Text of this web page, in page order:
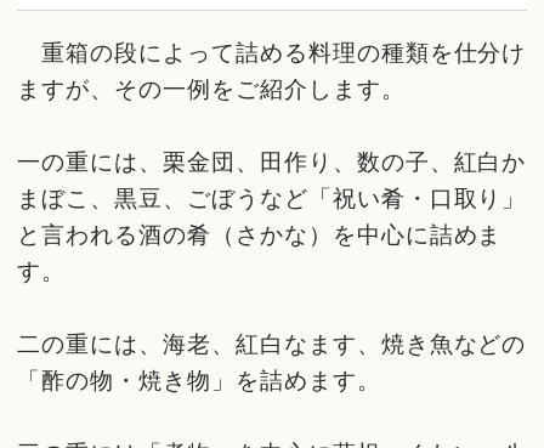
重箱の段によって詰める料理の種類を仕分け
ますが、その一例をご紹介します。
一の重には、栗金団、田作り、数の子、紅白か
まぼこ、黒豆、ごぼうなど「祝い肴・口取り」
と言われる酒の肴（さかな）を中心に詰めま
す。
二の重には、海老、紅白なます、焼き魚などの
「酢の物・焼き物」を詰めます。